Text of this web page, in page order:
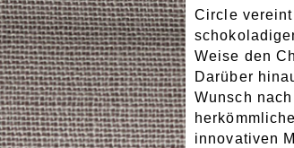
Circle
Weise den
Darüber
Wunsch
innovativen